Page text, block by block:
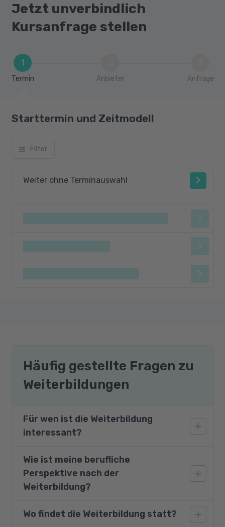
Jetzt unverbindlich
Kursanfrage stellen
1
Termin Anbieter Anfrage
Starttermin und Zeitmodell
Filter
Weiter ohne Terminauswahl
Häufig gestellte Fragen zu
Weiterbildungen
Für wen ist die Weiterbildung
interessant?
Angesprochen sind hauptsächlich Personen
mit kaufmännischer Ausbildung und
optimalerweise erster Berufserfahrung. Dazu
Büromanagement, Industriekaufleute oder
Wie ist meine berufliche
Perspektive nach der
Weiterbildung?
Ihre neuen Fachkenntnisse bieten Ihnen
Wo findet die Weiterbildung statt?